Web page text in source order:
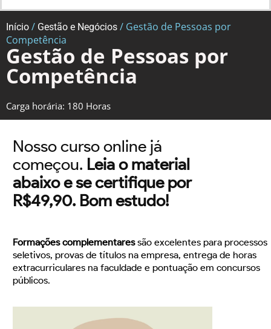
Início / Gestão e Negócios / Gestão de Pessoas por
Competência
Gestão de Pessoas por
Competência
Carga horária: 180 Horas
Nosso curso online já
começou. Leia o material
abaixo e se certifique por
R$49,90. Bom estudo!
Formações complementaressão excelentes para processos
seletivos, provas de títulos na empresa, entrega de horas
extracurriculares na faculdade e pontuação em concursos
públicos.